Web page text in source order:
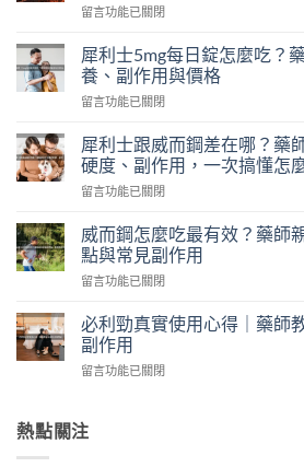
在
想
就
硬
華
神
丹
評
價
藥
師
際
用
三
個
得：
成
留言功能已關閉
犀利士5mg每日錠怎麼吃？
養、副作用與價格
在
利
士
5mg
每
錠
怎
麼
吃？
師
親
經
每
留言功能已關閉
犀利士跟威而鋼差在哪？藥
硬度、副作用，一次搞懂怎
在
利
士
跟
威
鋼
差
在
哪？
親
留言功能已關閉
威而鋼怎麼吃最有效？藥師
點與常見副作用
在
而
鋼
怎
麼
有
留言功能已關閉
必利勁真實使用心得｜藥師
副作用
在
勁
真
留言功能已關閉
熱點關注